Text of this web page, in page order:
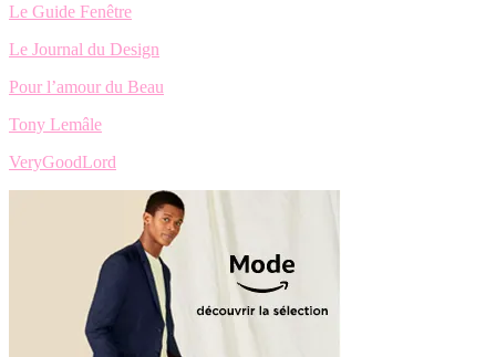
Le Guide Fenêtre
Le Journal du Design
Pour l’amour du Beau
Tony Lemâle
VeryGoodLord